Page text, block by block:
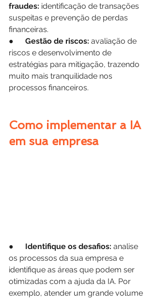
fraudes: identificação de transações
suspeitas e prevenção de perdas
financeiras.
● Gestão de riscos: avaliação de
riscos e desenvolvimento de
estratégias para mitigação, trazendo
muito mais tranquilidade nos
processos financeiros.
Como implementar a IA
em sua empresa
● Identifique os desafios: analise
os processos da sua empresa e
identifique as áreas que podem ser
otimizadas com a ajuda da IA. Por
exemplo, atender um grande volume